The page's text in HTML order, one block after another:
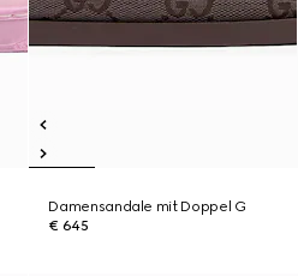
Damensandale mit Doppel G
€ 645